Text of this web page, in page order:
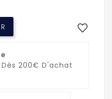
200€ D'achat